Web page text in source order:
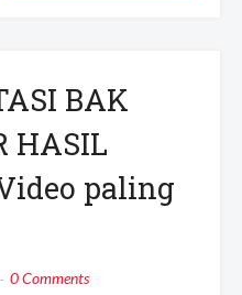
BAK
HASIL
paling
0 Comments